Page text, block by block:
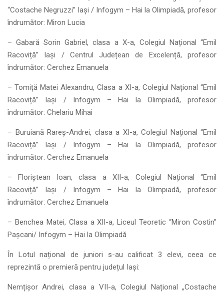
“Costache Negruzzi” Iași / Infogym – Hai la Olimpiadă, profesor
îndrumător: Miron Lucia
– Gabară Sorin Gabriel, clasa a X-a, Colegiul Național “Emil
Racoviță” Iași / Centrul Județean de Excelență, profesor
îndrumător: Cerchez Emanuela
– Tomiță Matei Alexandru, Clasa a XI-a, Colegiul Național “Emil
Racoviță” Iași / Infogym – Hai la Olimpiadă, profesor
îndrumător: Chelariu Mihai
– Buruiană Rareș-Andrei, clasa a XI-a, Colegiul Național “Emil
Racoviță” Iași / Infogym – Hai la Olimpiadă, profesor
îndrumător: Cerchez Emanuela
– Floriștean Ioan, clasa a XII-a, Colegiul Național “Emil
Racoviță” Iași / Infogym – Hai la Olimpiadă, profesor
îndrumător: Cerchez Emanuela
– Benchea Matei, Clasa a XII-a, Liceul Teoretic “Miron Costin”
Pașcani/ Infogym – Hai la Olimpiadă
În Lotul național de juniori s-au calificat 3 elevi, ceea ce
reprezintă o premieră pentru județul Iași:
Nemțișor Andrei, clasa a VII-a, Colegiul Național „Costache